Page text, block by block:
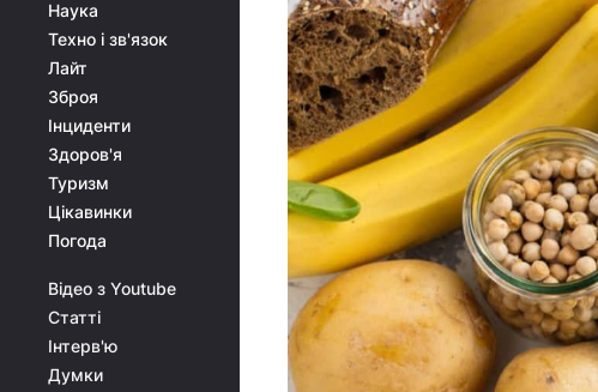
Наука
Техно і зв'язок
Лайт
Зброя
Інциденти
Здоров'я
Туризм
Цікавинки
Погода
Відео з Youtube
Статті
Інтерв'ю
Думки